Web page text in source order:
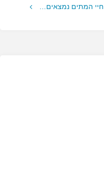
חיי המתים נמצאים…